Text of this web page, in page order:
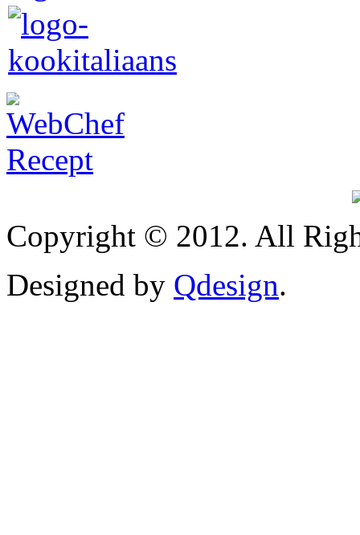
Copyright © 2012. All
Designed by Qdesign.